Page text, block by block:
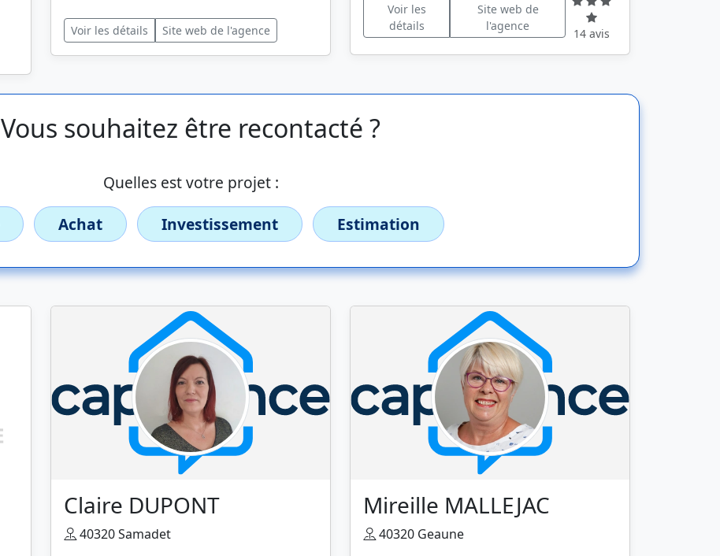
Voir les détails Site web de l'agence
Voir les
détails
Site web de
l'agence
14 avis
Vous souhaitez être recontacté ?
Quelles est votre projet :
Achat Investissement Estimation
Claire DUPONT
40320 Samadet
Mireille MALLEJAC
40320 Geaune